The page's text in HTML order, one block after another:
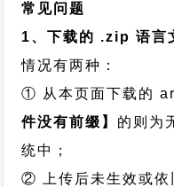
常见问题
1、下载的 .zip 语言
情况有两种：
① 从本页面下载的
件没有前缀】 的则为
统中；
② 上传后未生效或依